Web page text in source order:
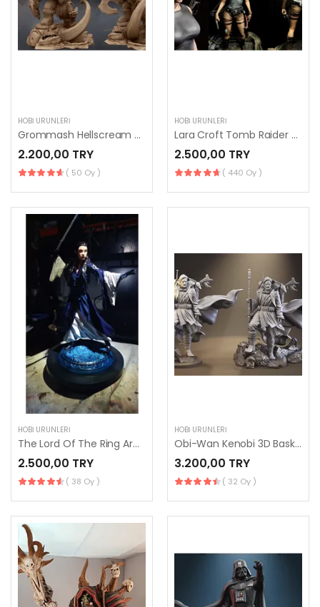
HOBI ÜRÜNLERI
Grommash Hellscream 3D Printing Figurine
2.200,00 TRY
( 50 Oy )
HOBI ÜRÜNLERI
Lara Croft Tomb Raider 3D Printing
2.500,00 TRY
( 440 Oy )
HOBI ÜRÜNLERI
The Lord Of The Ring Arwen
2.500,00 TRY
( 38 Oy )
HOBI ÜRÜNLERI
Obi-Wan Kenobi 3D Baskı Heykelcik
3.200,00 TRY
( 32 Oy )